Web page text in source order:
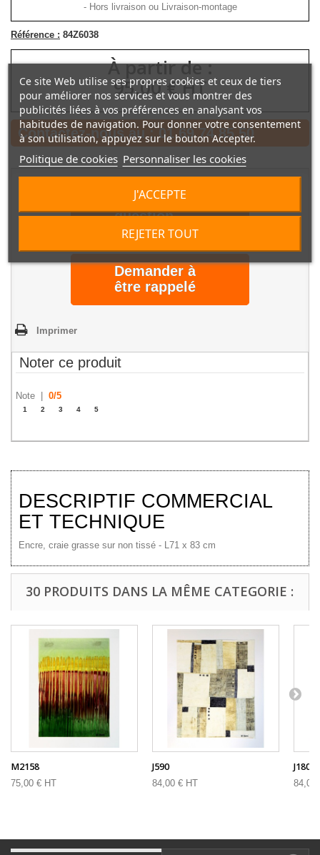
- Hors livraison ou Livraison-montage
Référence : 84Z6038
À partir de :
95,00 € HT
Contactez-nous au :01 69 74 85 50
Poser une
question
Demander à
être rappelé
Imprimer
Noter ce produit
Note | 0/5
1 2 3 4 5
DESCRIPTIF COMMERCIAL
ET TECHNIQUE
Encre, craie grasse sur non tissé - L71 x 83 cm
30 PRODUITS DANS LA MÊME CATEGORIE :
M2158
75,00 € HT
J590
84,00 € HT
J180
84,00
Ce site Web utilise ses propres cookies et ceux de tiers
pour améliorer nos services et vous montrer des
publicités liées à vos préférences en analysant vos
habitudes de navigation. Pour donner votre consentement
à son utilisation, appuyez sur le bouton Accepter.
Politique de cookies Personnaliser les cookies
REJETER TOUT
J'ACCEPTE